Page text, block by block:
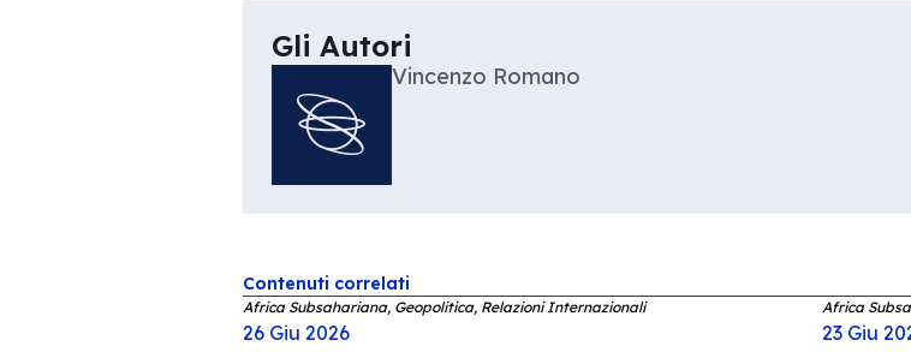
Gli Autori
Vincenzo Romano
Contenuti correlati
Africa Subsahariana, Geopolitica, Relazioni Internazionali
26 Giu 2026
Africa
23 Giu